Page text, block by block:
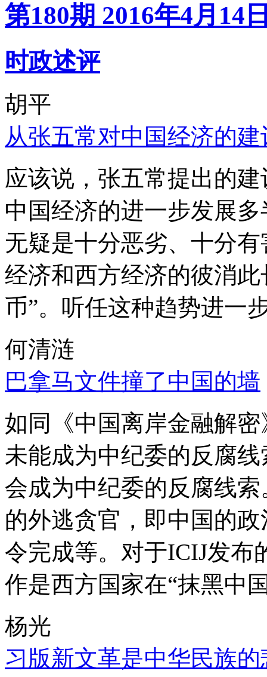
第180期 2016年4月14
时政述评
胡平
从张五常对中国经济的
应该说，张五常提出的
中国经济的进一步发展
无疑是十分恶劣、十分
经济和西方经济的彼消
币”。听任这种趋势进一
何清涟
巴拿马文件撞了中国的墙
如同《中国离岸金融解
未能成为中纪委的反腐
会成为中纪委的反腐线
的外逃贪官，即中国的
令完成等。对于ICIJ发布
作是西方国家在“抹黑中
杨光
习版新文革是中华民族的